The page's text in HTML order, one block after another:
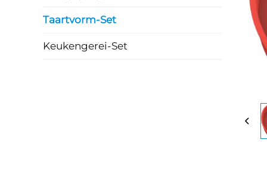
Taartvorm-Set
Keukengerei-Set